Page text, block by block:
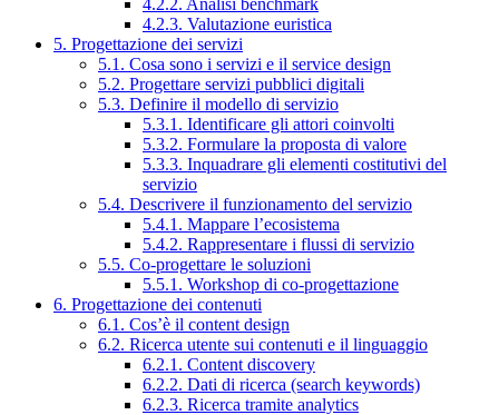
4.2.2. Analisi benchmark
4.2.3. Valutazione euristica
5. Progettazione dei servizi
5.1. Cosa sono i servizi e il service design
5.2. Progettare servizi pubblici digitali
5.3. Definire il modello di servizio
5.3.1. Identificare gli attori coinvolti
5.3.2. Formulare la proposta di valore
5.3.3. Inquadrare gli elementi costitutivi del
servizio
5.4. Descrivere il funzionamento del servizio
5.4.1. Mappare l’ecosistema
5.4.2. Rappresentare i flussi di servizio
5.5. Co-progettare le soluzioni
5.5.1. Workshop di co-progettazione
6. Progettazione dei contenuti
6.1. Cos’è il content design
6.2. Ricerca utente sui contenuti e il linguaggio
6.2.1. Content discovery
6.2.2. Dati di ricerca (search keywords)
6.2.3. Ricerca tramite analytics